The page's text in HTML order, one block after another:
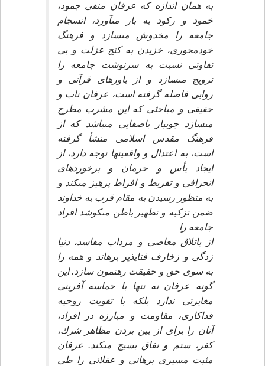
به همان اندازه كه عرفان منفى جمود،
خمود و ركود به بار مى‏آورد، انسجام
جامعه را مخدوش مى‏سازد و فرهنگ
خودمحورى، خزيدن به كنج عزلت و بى
تفاوتى نسبت به سرنوشت جامعه را
ترويج مى‏سازد و از باورهاى قرآنى و
روايى فاصله گرفته است، عرفان ناب و
حقيقى و مباحثى كه اين مشرب مطرح
مى‏سازد جويبار باصفايى مى‏باشد كه از
فرهنگ مقدس اسلامى منشأ گرفته
است، به اعتدال و واقعيت‏ها توجه دارد، از
ايجاد يأس و حرمان و برخوردهاى
انحرافى و تفريط و افراط پرهيز مى‏كند و
به منظور رسيدن به مقام قرب به خداوند
ضمن تزكيه و تطهير باطن مى‏كوشد افراد
جامعه را
از باتلاق معاصى و مرداب مفاسد، دنيا
زدگى و زخارف فناپذير برهاند و همه را
به سوى حق و حقيقت رهنمون سازد. اين
گونه عرفان نه تنها با حماسه آفرينى
مغايرتى ندارد بلكه با تقويت روحيه
فداكارى، مقاومت و مبارزه در افراد،
آنان را براى از بين بردن مظاهر شرك،
كفر، ستم و نفاق بسيج مى‏كند. عرفان
مثبت مسيرى برهانى و عقلانى را طى